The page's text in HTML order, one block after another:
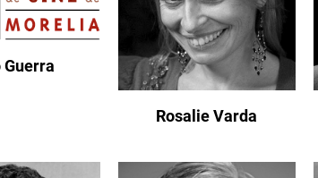
Guerra
Rosalie Varda